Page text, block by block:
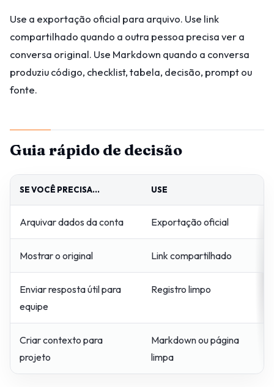
Use a exportação oficial para arquivo. Use link
compartilhado quando a outra pessoa precisa ver a
conversa original. Use Markdown quando a conversa
produziu código, checklist, tabela, decisão, prompt ou
fonte.
Guia rápido de decisão
SE VOCÊ PRECISA... USE
Arquivar dados da conta Exportação oficial
Mostrar o original Link compartilhado
Enviar resposta útil para
equipe
Registro limpo
Criar contexto para
projeto
Markdown ou página
limpa